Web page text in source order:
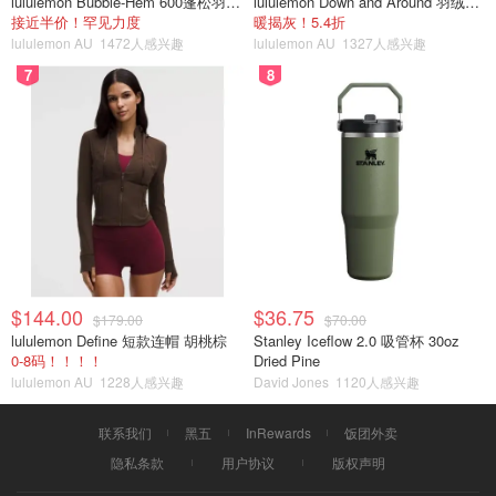
接近半价！罕见力度
lululemon AU 1472人感兴趣
暖揭灰！5.4折
lululemon AU 1327人感兴趣
7
$144.00 $179.00
lululemon Define 短款连帽 胡桃棕
0-8码！！！！
lululemon AU 1228人感兴趣
8
$36.75 $70.00
Stanley Iceflow 2.0 吸管杯 30oz
Dried Pine
David Jones 1120人感兴趣
联系我们 黑五 InRewards
饭团外卖
隐私条款
用户协议 版权声明